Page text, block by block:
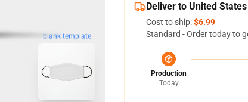
blank template
Deliver to United States
Cost to ship:$6.99
Standard - Order today to
Production
Today